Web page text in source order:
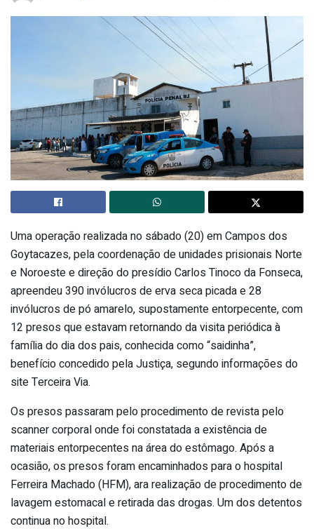
Uma operação realizada no sábado (20) em Campos dos
Goytacazes, pela coordenação de unidades prisionais Norte
e Noroeste e direção do presídio Carlos Tinoco da Fonseca,
apreendeu 390 invólucros de erva seca picada e 28
invólucros de pó amarelo, supostamente entorpecente, com
12 presos que estavam retornando da visita periódica à
família do dia dos pais, conhecida como “saidinha”,
benefício concedido pela Justiça, segundo informações do
site Terceira Via.
Os presos passaram pelo procedimento de revista pelo
scanner corporal onde foi constatada a existência de
materiais entorpecentes na área do estômago. Após a
ocasião, os presos foram encaminhados para o hospital
Ferreira Machado (HFM), ara realização de procedimento de
lavagem estomacal e retirada das drogas. Um dos detentos
continua no hospital.